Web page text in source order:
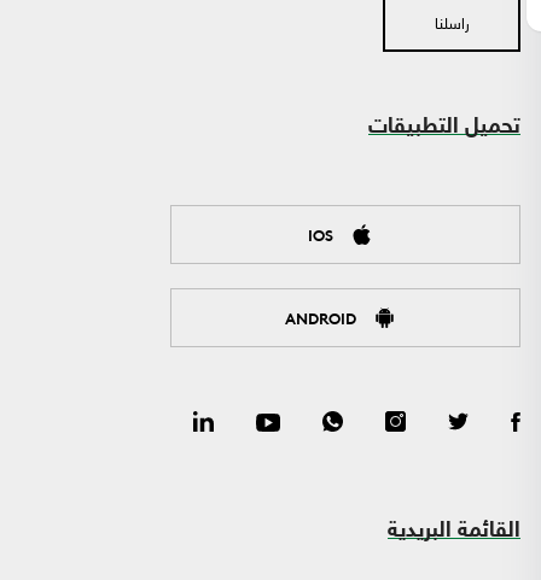
راسلنا
تحميل التطبيقات
IOS
ANDROID
القائمة البريدية